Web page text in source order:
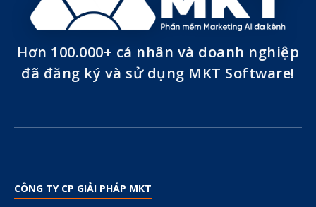
Hơn 100.000+ cá nhân và doanh nghiệp
đã đăng ký và sử dụng MKT Software!
CÔNG TY CP GIẢI PHÁP MKT